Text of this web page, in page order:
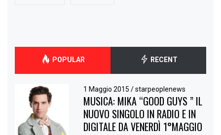
POPULAR RECENT
1 Maggio 2015/ starpeoplenews
MUSICA: MIKA “GOOD GUYS ” IL
NUOVO SINGOLO IN RADIO E IN
DIGITALE DA VENERDÌ 1°MAGGIO